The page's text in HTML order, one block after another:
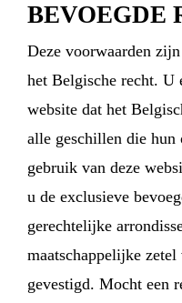
BEVOEGDE
Deze voorwaarden
het Belgische recht. U
website dat het
alle geschillen die hun
gebruik van deze
u de exclusieve
gerechtelijke
maatschappelijke
gevestigd. Mocht een